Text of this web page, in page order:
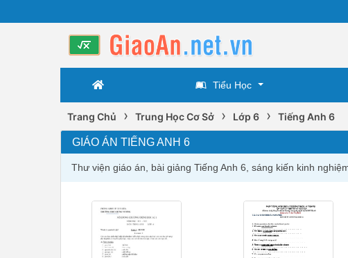
Tiểu Học
Trang Chủ › Trung Học Cơ Sở › Lớp 6 › Tiếng Anh 6
GIÁO ÁN TIẾNG ANH 6
Thư viện giáo án, bài giảng Tiếng Anh 6, sáng kiến kinh